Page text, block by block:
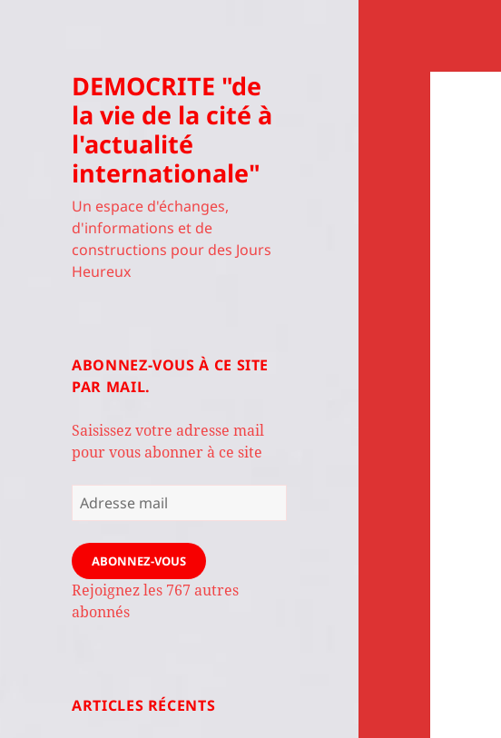
DEMOCRITE "de
la vie de la cité à
l'actualité
internationale"
Un espace d'échanges,
d'informations et de
constructions pour des Jours
Heureux
ABONNEZ-VOUS À CE SITE
PAR MAIL.
Saisissez votre adresse mail
pour vous abonner à ce site
Adresse
mail
ABONNEZ-VOUS
Rejoignez les 767 autres
abonnés
ARTICLES RÉCENTS